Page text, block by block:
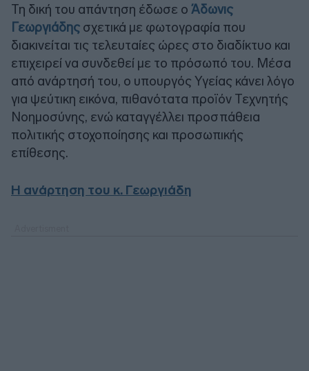
Τη δική του απάντηση έδωσε ο Άδωνις
Γεωργιάδης σχετικά με φωτογραφία που
διακινείται τις τελευταίες ώρες στο διαδίκτυο και
επιχειρεί να συνδεθεί με το πρόσωπό του. Μέσα
από ανάρτησή του, ο υπουργός Υγείας κάνει λόγο
για ψεύτικη εικόνα, πιθανότατα προϊόν Τεχνητής
Νοημοσύνης, ενώ καταγγέλλει προσπάθεια
πολιτικής στοχοποίησης και προσωπικής
επίθεσης.
Η ανάρτηση του κ. Γεωργιάδη